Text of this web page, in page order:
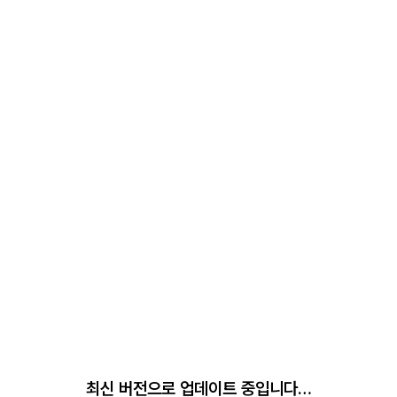
최신 버전으로 업데이트 중입니다…